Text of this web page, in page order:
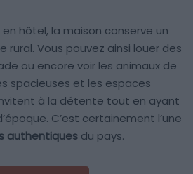
hôtel, la maison conserve un
rural. Vous pouvez ainsi louer des
ou encore voir les animaux de
spacieuses et les espaces
à la détente tout en ayant
C’est certainement l’une
authentiques du pays.